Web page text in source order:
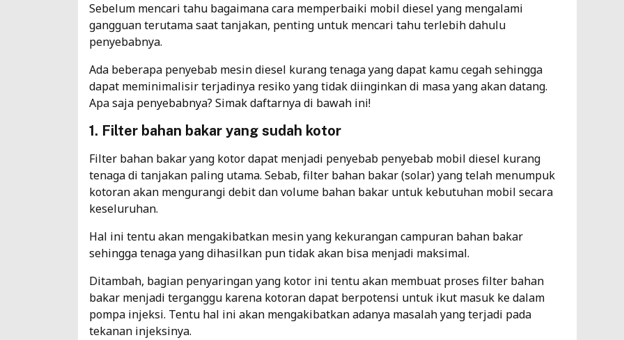
Sebelum mencari tahu bagaimana cara memperbaiki mobil diesel yang mengalami
gangguan terutama saat tanjakan, penting untuk mencari tahu terlebih dahulu
penyebabnya.
Ada beberapa penyebab mesin diesel kurang tenaga yang dapat kamu cegah sehingga
dapat meminimalisir terjadinya resiko yang tidak diinginkan di masa yang akan datang.
Apa saja penyebabnya? Simak daftarnya di bawah ini!
1. Filter bahan bakar yang sudah kotor
Filter bahan bakar yang kotor dapat menjadi penyebab penyebab mobil diesel kurang
tenaga di tanjakan paling utama. Sebab, filter bahan bakar (solar) yang telah menumpuk
kotoran akan mengurangi debit dan volume bahan bakar untuk kebutuhan mobil secara
keseluruhan.
Hal ini tentu akan mengakibatkan mesin yang kekurangan campuran bahan bakar
sehingga tenaga yang dihasilkan pun tidak akan bisa menjadi maksimal.
Ditambah, bagian penyaringan yang kotor ini tentu akan membuat proses filter bahan
bakar menjadi terganggu karena kotoran dapat berpotensi untuk ikut masuk ke dalam
pompa injeksi. Tentu hal ini akan mengakibatkan adanya masalah yang terjadi pada
tekanan injeksinya.